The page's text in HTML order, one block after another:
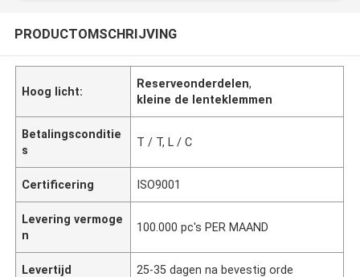
PRODUCTOMSCHRIJVING
Hoog licht:
Reserveonderdelen,
kleine de lenteklemmen
Betalingsconditie
s
T / T, L / C
Certificering ISO9001
Levering vermoge
n
100.000 pc's PER MAAND
Levertijd 25-35 dagen na bevestig orde